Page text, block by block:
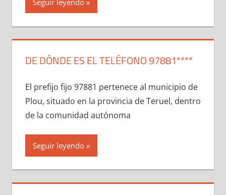
Seguir leyendo
DE DÓNDE ES EL TELÉFONO 97881****
El prefijo fijo 97881 pertenece al municipio dе
Plou, situado en la provincia dе Teruel, dentro
dе la comunidad autónoma
Seguir leyendo